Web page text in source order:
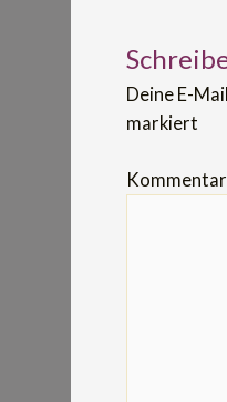
Deine E-
markiert
Kommentar